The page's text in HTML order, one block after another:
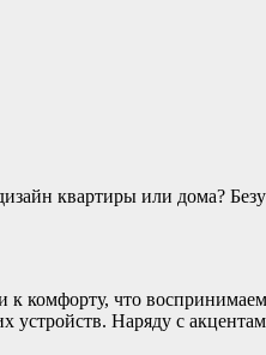
квартиры или дома?
комфорту, что
Наряду с